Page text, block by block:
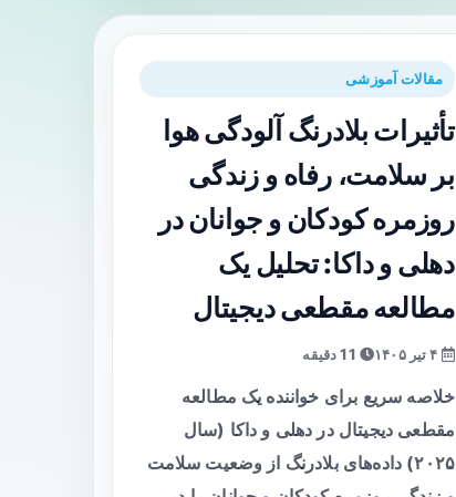
مقالات آموزشی
تأثیرات بلادرنگ آلودگی هوا
بر سلامت، رفاه و زندگی
روزمره کودکان و جوانان در
دهلی و داکا: تحلیل یک
مطالعه مقطعی دیجیتال
خلاصه سریع برای خواننده یک مطالعه
مقطعی دیجیتال در دهلی و داکا (سال
۲۰۲۵) داده‌های بلادرنگ از وضعیت سلامت